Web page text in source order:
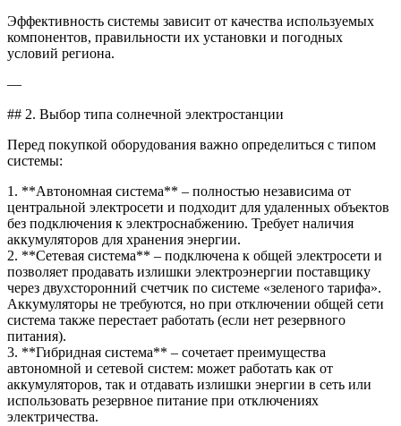
Эффективность системы зависит от качества используемых
компонентов, правильности их установки и погодных
условий региона.
—
## 2. Выбор типа солнечной электростанции
Перед покупкой оборудования важно определиться с типом
системы:
1. **Автономная система** – полностью независима от
центральной электросети и подходит для удаленных объектов
без подключения к электроснабжению. Требует наличия
аккумуляторов для хранения энергии.
2. **Сетевая система** – подключена к общей электросети и
позволяет продавать излишки электроэнергии поставщику
через двухсторонний счетчик по системе «зеленого тарифа».
Аккумуляторы не требуются, но при отключении общей сети
система также перестает работать (если нет резервного
питания).
3. **Гибридная система** – сочетает преимущества
автономной и сетевой систем: может работать как от
аккумуляторов, так и отдавать излишки энергии в сеть или
использовать резервное питание при отключениях
электричества.